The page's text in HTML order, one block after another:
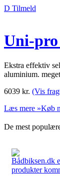
D Tilmeld
Uni-pro
Ekstra effektiv
aluminium.
6039 kr. (Vis
Læs mere »Køb
De mest
Bådbiksen.dk
produkter